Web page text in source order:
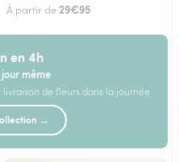
À partir de 29€95
en 4h
même
de fleurs dans la journée
→